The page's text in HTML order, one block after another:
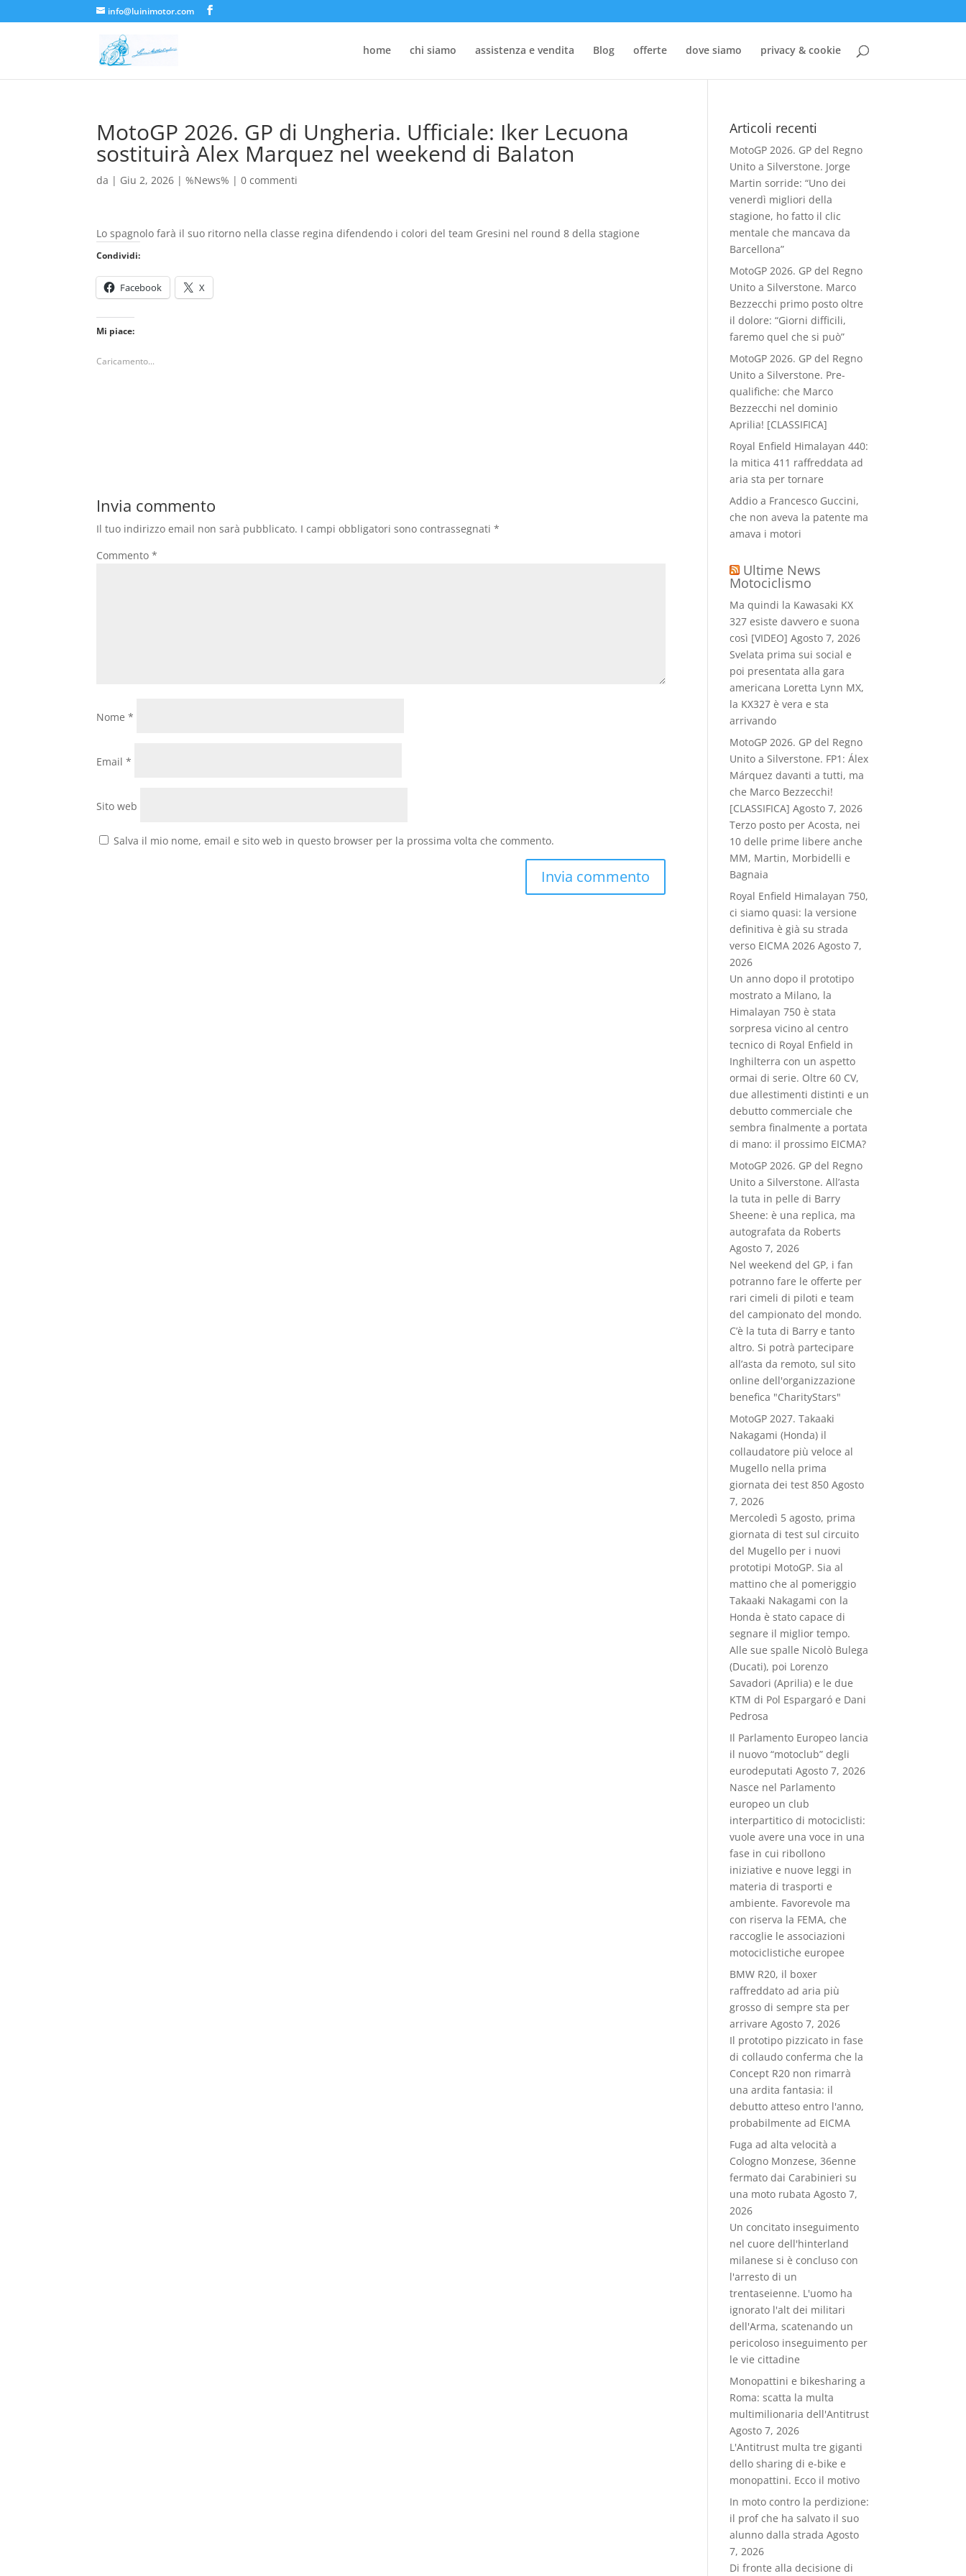
info@luinimotor.com
home chi siamo assistenza e vendita Blog offerte dove siamo privacy & cookie
MotoGP 2026. GP di Ungheria. Ufficiale: Iker Lecuona
sostituirà Alex Marquez nel weekend di Balaton
da | Giu 2, 2026 |%News% |0 commenti
Lo spagnolo farà il suo ritorno nella classe regina difendendo i colori del team Gresini nel round 8 della stagione
Condividi:
Facebook X
Mi piace:
Caricamento...
Invia commento
Il tuo indirizzo email non sarà pubblicato. I campi obbligatori sono contrassegnati*
Commento*
Nome*
Email*
Sito web
Salva il mio nome, email e sito web in questo browser per la prossima volta che commento.
Articoli recenti
MotoGP 2026. GP del Regno
Unito a Silverstone. Jorge
Martin sorride: “Uno dei
venerdì migliori della
stagione, ho fatto il clic
mentale che mancava da
Barcellona”
MotoGP 2026. GP del Regno
Unito a Silverstone. Marco
Bezzecchi primo posto oltre
il dolore: “Giorni difficili,
faremo quel che si può”
MotoGP 2026. GP del Regno
Unito a Silverstone. Pre-
qualifiche: che Marco
Bezzecchi nel dominio
Aprilia! [CLASSIFICA]
Royal Enfield Himalayan 440:
la mitica 411 raffreddata ad
aria sta per tornare
Addio a Francesco Guccini,
che non aveva la patente ma
amava i motori
Ultime News
Motociclismo
Ma quindi la Kawasaki KX
327 esiste davvero e suona
così [VIDEO] Agosto 7, 2026
Svelata prima sui social e
poi presentata alla gara
americana Loretta Lynn MX,
la KX327 è vera e sta
arrivando
MotoGP 2026. GP del Regno
Unito a Silverstone. FP1: Álex
Márquez davanti a tutti, ma
che Marco Bezzecchi!
[CLASSIFICA] Agosto 7, 2026
Terzo posto per Acosta, nei
10 delle prime libere anche
MM, Martin, Morbidelli e
Bagnaia
Royal Enfield Himalayan 750,
ci siamo quasi: la versione
definitiva è già su strada
verso EICMA 2026 Agosto 7,
2026
Un anno dopo il prototipo
mostrato a Milano, la
Himalayan 750 è stata
sorpresa vicino al centro
tecnico di Royal Enfield in
Inghilterra con un aspetto
ormai di serie. Oltre 60 CV,
due allestimenti distinti e un
debutto commerciale che
sembra finalmente a portata
di mano: il prossimo EICMA?
MotoGP 2026. GP del Regno
Unito a Silverstone. All’asta
la tuta in pelle di Barry
Sheene: è una replica, ma
autografata da Roberts
Agosto 7, 2026
Nel weekend del GP, i fan
potranno fare le offerte per
rari cimeli di piloti e team
del campionato del mondo.
C’è la tuta di Barry e tanto
altro. Si potrà partecipare
all’asta da remoto, sul sito
online dell'organizzazione
benefica "CharityStars"
MotoGP 2027. Takaaki
Nakagami (Honda) il
collaudatore più veloce al
Mugello nella prima
giornata dei test 850 Agosto
7, 2026
Mercoledì 5 agosto, prima
giornata di test sul circuito
del Mugello per i nuovi
prototipi MotoGP. Sia al
mattino che al pomeriggio
Takaaki Nakagami con la
Honda è stato capace di
segnare il miglior tempo.
Alle sue spalle Nicolò Bulega
(Ducati), poi Lorenzo
Savadori (Aprilia) e le due
KTM di Pol Espargaró e Dani
Pedrosa
Il Parlamento Europeo lancia
il nuovo “motoclub” degli
eurodeputati Agosto 7, 2026
Nasce nel Parlamento
europeo un club
interpartitico di motociclisti:
vuole avere una voce in una
fase in cui ribollono
iniziative e nuove leggi in
materia di trasporti e
ambiente. Favorevole ma
con riserva la FEMA, che
raccoglie le associazioni
motociclistiche europee
BMW R20, il boxer
raffreddato ad aria più
grosso di sempre sta per
arrivare Agosto 7, 2026
Il prototipo pizzicato in fase
di collaudo conferma che la
Concept R20 non rimarrà
una ardita fantasia: il
debutto atteso entro l'anno,
probabilmente ad EICMA
Fuga ad alta velocità a
Cologno Monzese, 36enne
fermato dai Carabinieri su
una moto rubata Agosto 7,
2026
Un concitato inseguimento
nel cuore dell'hinterland
milanese si è concluso con
l'arresto di un
trentaseienne. L'uomo ha
ignorato l'alt dei militari
dell'Arma, scatenando un
pericoloso inseguimento per
le vie cittadine
Monopattini e bikesharing a
Roma: scatta la multa
multimilionaria dell'Antitrust
Agosto 7, 2026
L'Antitrust multa tre giganti
dello sharing di e-bike e
monopattini. Ecco il motivo
In moto contro la perdizione:
il prof che ha salvato il suo
alunno dalla strada Agosto
7, 2026
Di fronte alla decisione di